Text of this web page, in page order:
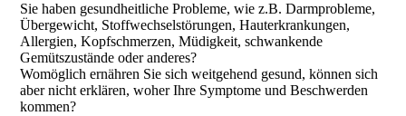
Sie haben gesundheitliche Probleme, wie z.B. Darmprobleme,
Übergewicht, Stoffwechselstörungen, Hauterkrankungen,
Allergien, Kopfschmerzen, Müdigkeit, schwankende
Gemütszustände oder anderes?
Womöglich ernähren Sie sich weitgehend gesund, können sich
aber nicht erklären, woher Ihre Symptome und Beschwerden
kommen?